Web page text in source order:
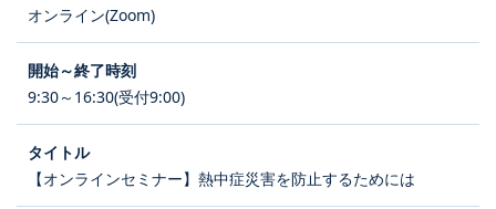
オンライン(Zoom)
9:30～16:30(受付9:00)
【オンラインセミナー】熱中症災害を防止するためには